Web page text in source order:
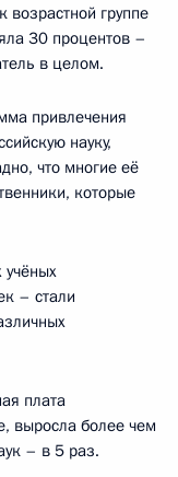
возрастной группе
30 процентов –
в целом.
привлечения
науку,
что многие её
которые
– стали
плата
выросла более чем
– в 5 раз.